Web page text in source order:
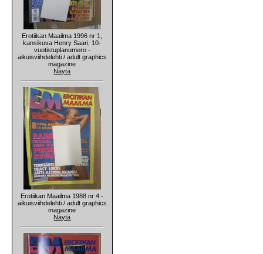
Erotiikan Maailma 1996 nr 1,
kansikuva Henry Saari, 10-
vuotistuplanumero -
aikuisviihdelehti / adult graphics
magazine
Näytä
Erotiikan Maailma 1988 nr 4 -
aikuisviihdelehti / adult graphics
magazine
Näytä